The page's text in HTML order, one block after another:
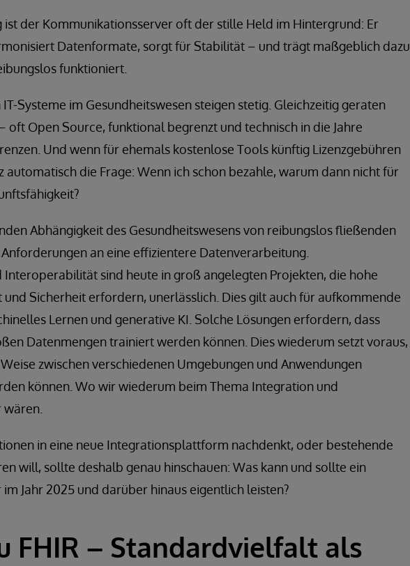
der Kommunikationsserver oft der stille Held im Hintergrund: Er
Datenformate, sorgt für Stabilität – und trägt maßgeblich dazu
funktioniert.
Systeme im Gesundheitswesen steigen stetig. Gleichzeitig geraten
oft Open Source, funktional begrenzt und technisch in die Jahre
Und wenn für ehemals kostenlose Tools künftig Lizenzgebühren
automatisch die Frage: Wenn ich schon bezahle, warum dann nicht für
Abhängigkeit des Gesundheitswesens von reibungslos fließenden
an eine effizientere Datenverarbeitung.
sind heute in groß angelegten Projekten, die hohe
und Sicherheit erfordern, unerlässlich. Dies gilt auch für aufkommende
Lernen und generative KI. Solche Lösungen erfordern, dass
Datenmengen trainiert werden können. Dies wiederum setzt voraus,
zwischen verschiedenen Umgebungen und Anwendungen
können. Wo wir wiederum beim Thema Integration und
in eine neue Integrationsplattform nachdenkt, oder bestehende
will, sollte deshalb genau hinschauen: Was kann und sollte ein
Jahr 2025 und darüber hinaus eigentlich leisten?
FHIR – Standardvielfalt als